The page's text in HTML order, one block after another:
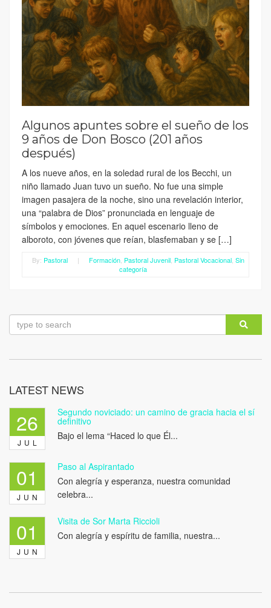
Algunos apuntes sobre el sueño de los
9 años de Don Bosco (201 años
después)
A los nueve años, en la soledad rural de los Becchi, un
niño llamado Juan tuvo un sueño. No fue una simple
imagen pasajera de la noche, sino una revelación interior,
una “palabra de Dios” pronunciada en lenguaje de
símbolos y emociones. En aquel escenario lleno de
alboroto, con jóvenes que reían, blasfemaban y se […]
By: Pastoral | Formación, Pastoral Juvenil, Pastoral Vocacional, Sin
categoría
LATEST NEWS
26
JUL
Segundo noviciado: un camino de gracia hacia el sí
definitivo
Bajo el lema “Haced lo que Él...
01
JUN
Paso al Aspirantado
Con alegría y esperanza, nuestra comunidad
celebra...
01
JUN
Visita de Sor Marta Riccioli
Con alegría y espíritu de familia, nuestra...